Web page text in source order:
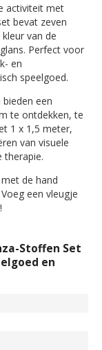
activiteit met
bevat zeven
van de
Perfect voor
en
speelgoed.
een
te ontdekken, te
1 x 1,5 meter,
van visuele
therapie.
de hand
een vleugje
Stoffen Set
en